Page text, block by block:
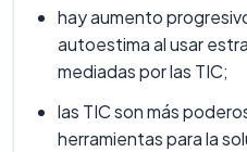
hay aumento
autoestima al usar
mediadas por las TIC;
las TIC son más
herramientas para la